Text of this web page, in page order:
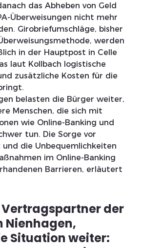
das Abheben von Geld
Überweisungen nicht mehr
Girobriefumschläge, bisher
werden
in der Hauptpost in Celle
laut Kollbach logistische
zusätzliche Kosten für die
belasten die Bürger weiter,
Menschen, die sich mit
wie Online-Banking und
tun. Die Sorge vor
die Unbequemlichkeiten
im Online-Banking
Barrieren, erläutert
der
Nienhagen,
Situation weiter: